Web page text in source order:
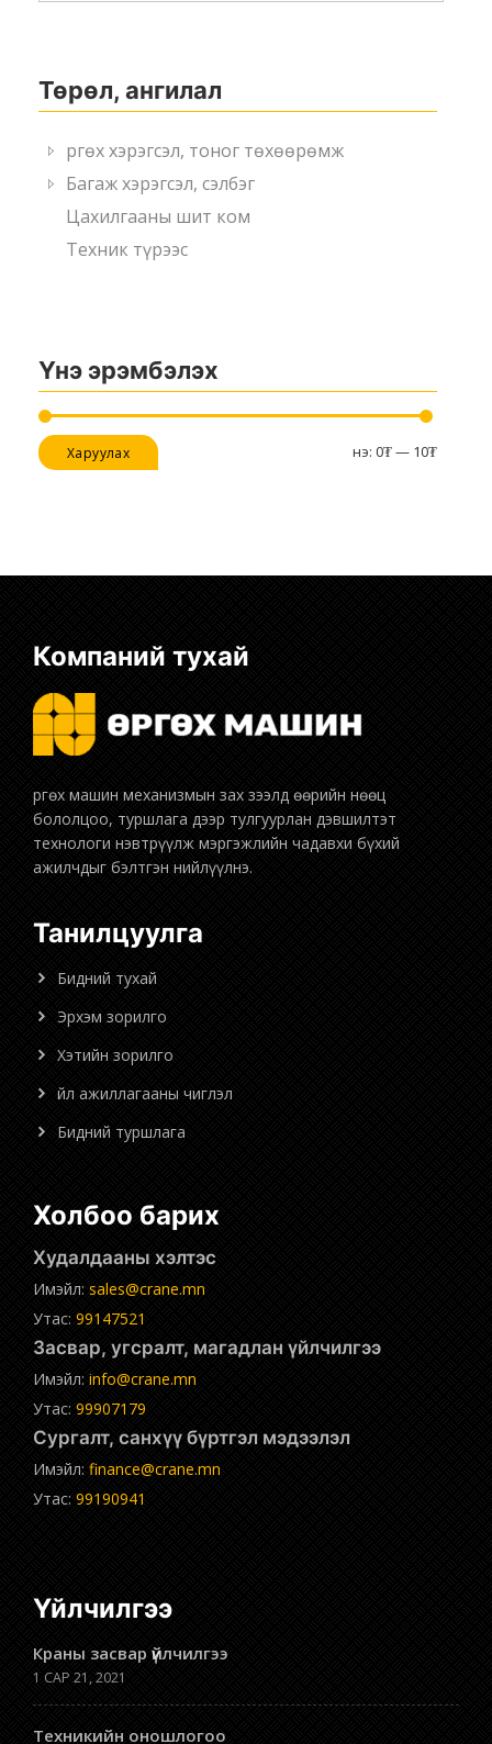
Төрөл, ангилал
Өргөх хэрэгсэл, тоног төхөөрөмж
Багаж хэрэгсэл, сэлбэг
Цахилгааны шит ком
Техник түрээс
Үнэ эрэмбэлэх
Хамгийн
бага
Хамгийн
их
Харуулах Үнэ: 0₮— 10₮
Компаний тухай
бололцоо, туршлага дээр тулгуурлан дэвшилтэт
технологи нэвтрүүлж мэргэжлийн чадавхи бүхий
ажилчдыг бэлтгэн нийлүүлнэ.
Танилцуулга
Бидний тухай
Эрхэм зорилго
Хэтийн зорилго
Үйл ажиллагааны чиглэл
Бидний туршлага
Холбоо барих
Худалдааны хэлтэс
Имэйл: sales@crane.mn
Утас: 99147521
Засвар, угсралт, магадлан үйлчилгээ
Имэйл: info@crane.mn
Утас: 99907179
Сургалт, санхүү бүртгэл мэдээлэл
Имэйл: finance@crane.mn
Утас: 99190941
Үйлчилгээ
Краны засвар үйлчилгээ
1 САР 21, 2021
Техникийн оношлогоо